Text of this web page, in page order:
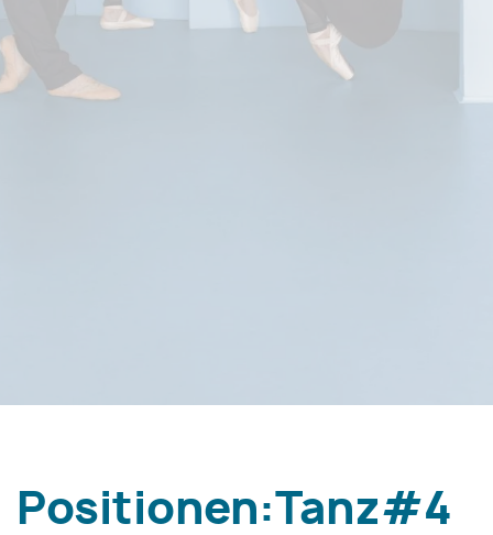
Positionen:Tanz#4